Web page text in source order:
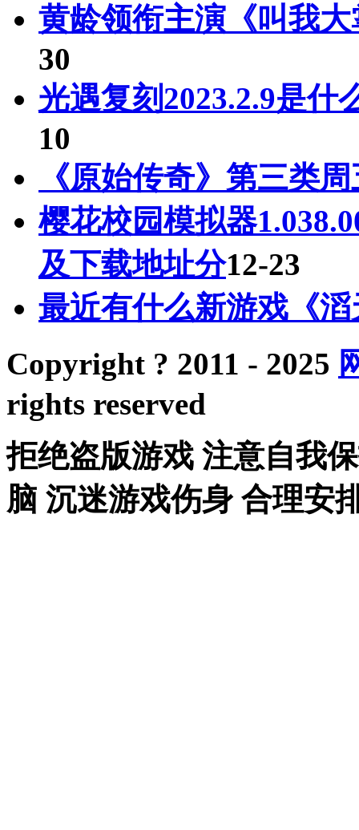
黄龄领衔主演《叫我
30
光遇复刻2023.2.9是什
10
《原始传奇》第三类
樱花校园模拟器
及下载地址分12-23
最近有什么新游戏《
Copyright ? 2011 - 2025
rights reserved
拒绝盗版游戏 注意自我
脑 沉迷游戏伤身 合理安